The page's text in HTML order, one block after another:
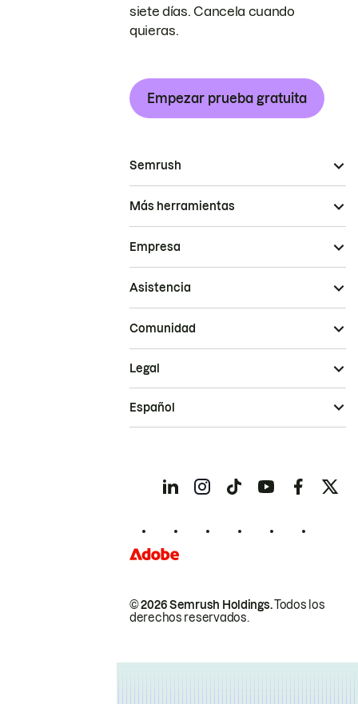
siete días. Cancela cuando
quieras.
Empezar prueba gratuita
Semrush
Más herramientas
Empresa
Asistencia
Comunidad
© 2026 Semrush Holdings.Todos los
derechos reservados.
Legal
Español